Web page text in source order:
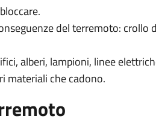
del terremoto: crollo
alberi, lampioni, linee
materiali che cadono.